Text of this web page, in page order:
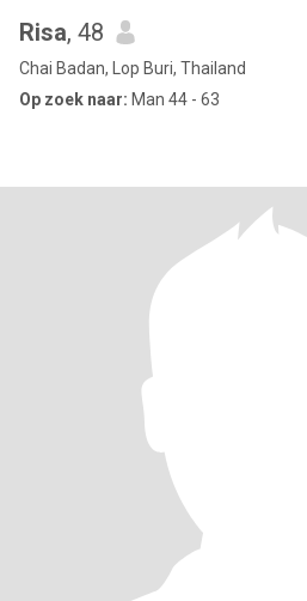
Risa, 48
Chai Badan, Lop Buri, Thailand
Op zoek naar: Man 44 - 63